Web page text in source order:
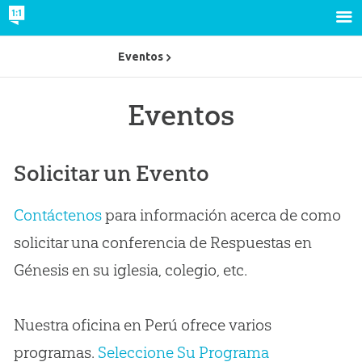
Eventos
Solicitar un Evento
Contáctenospara información acerca de como
solicitar una conferencia de Respuestas en
Génesis en su iglesia, colegio, etc.
Nuestra oficina en Perú ofrece varios
programas. Seleccione Su Programa
Eventos